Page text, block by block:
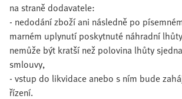
na straně dodavatele:
- nedodání zboží ani následně po
marném uplynutí poskytnuté náhradní
nemůže být kratší než polovina lhůty
smlouvy,
- vstup do likvidace anebo s ním bude
řízení.